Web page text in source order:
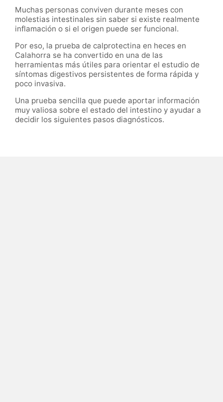
Muchas personas conviven durante meses con
molestias intestinales sin saber si existe realmente
inflamación o si el origen puede ser funcional.
Por eso, la prueba de calprotectina en heces en
Calahorra se ha convertido en una de las
herramientas más útiles para orientar el estudio de
síntomas digestivos persistentes de forma rápida y
poco invasiva.
Una prueba sencilla que puede aportar información
muy valiosa sobre el estado del intestino y ayudar a
decidir los siguientes pasos diagnósticos.